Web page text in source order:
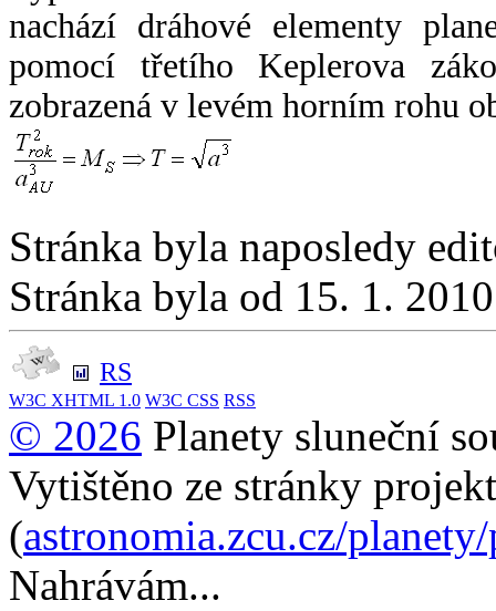
nachází dráhové elementy
pomocí třetího Keplerova
zobrazená v levém horním rohu
Stránka byla naposledy
Stránka byla od 15. 1.
RS
W3C XHTML 1.0 W3C CSS RSS
© 2026 Planety sluneční
Vytištěno ze stránky
(astronomia.zcu.cz/
Nahrávám...